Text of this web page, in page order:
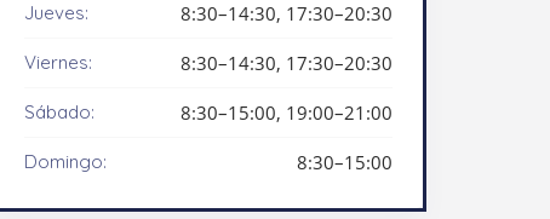
Jueves: 8:30–14:30, 17:30–20:30
Viernes: 8:30–14:30, 17:30–20:30
Sábado: 8:30–15:00, 19:00–21:00
Domingo: 8:30–15:00